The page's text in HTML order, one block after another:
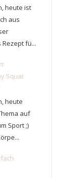
heute ist
aus
fü...
Squat
heute
auf
Sport ;)